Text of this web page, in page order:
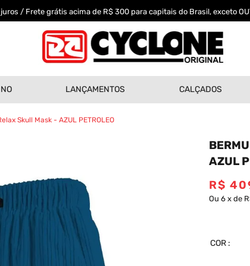
/ Frete grátis acima de R$ 300 para capitais do Brasil, exceto
LANÇAMENTOS CALÇADOS
Skull Mask - AZUL PETROLEO
AZUL
R$
Ou6 x de
COR